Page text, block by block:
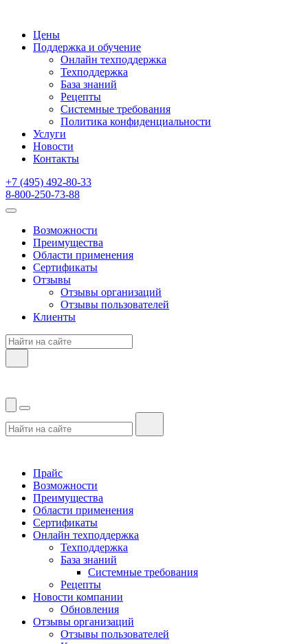
Цены
Поддержка и обучение
Онлайн техподдержка
Техподдержка
База знаний
Рецепты
Системные требования
Политика конфиденциальности
Услуги
Новости
Контакты
+7 (495) 492-80-33
8-800-250-73-88
Возможности
Преимущества
Области применения
Сертификаты
Отзывы
Отзывы организаций
Отзывы пользователей
Клиенты
Прайс
Возможности
Преимущества
Области применения
Сертификаты
Онлайн техподдержка
Техподдержка
База знаний
Системные требования
Рецепты
Новости компании
Обновления
Отзывы организаций
Отзывы пользователей